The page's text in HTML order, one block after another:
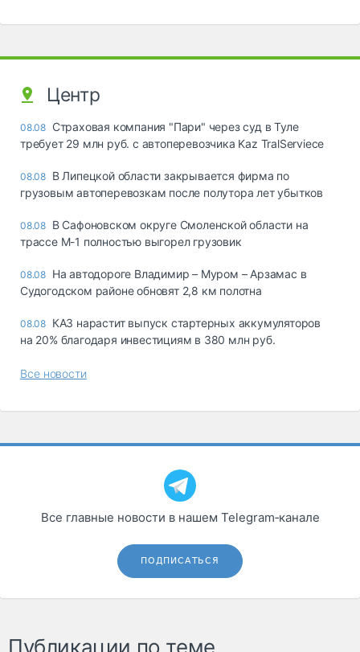
Центр
08.08 Страховая компания "Пари" через суд в Туле
требует 29 млн руб. с автоперевозчика Kaz TralServiece
08.08 В Липецкой области закрывается фирма по
грузовым автоперевозкам после полутора лет убытков
08.08 В Сафоновском округе Смоленской области на
трассе М-1 полностью выгорел грузовик
08.08 На автодороге Владимир – Муром – Арзамас в
Судогодском районе обновят 2,8 км полотна
08.08 КАЗ нарастит выпуск стартерных аккумуляторов
на 20% благодаря инвестициям в 380 млн руб.
Все новости
Все главные новости в нашем Telegram‑канале
ПОДПИСАТЬСЯ
Публикации по теме